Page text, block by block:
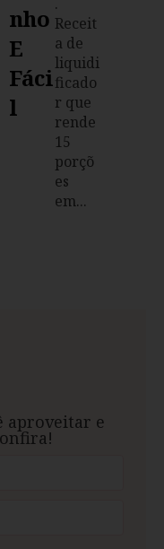
Nho
E
Fáci
L
Receit
a de
liquidi
ficado
r que
rende
15
porçõ
es
em...
aproveitar e